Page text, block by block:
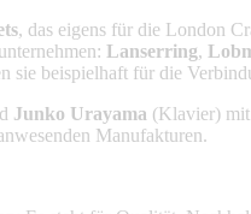
, das eigens für die London
Lanserring,
beispielhaft für die
Junko Urayama (Klavier) mit
Manufakturen.